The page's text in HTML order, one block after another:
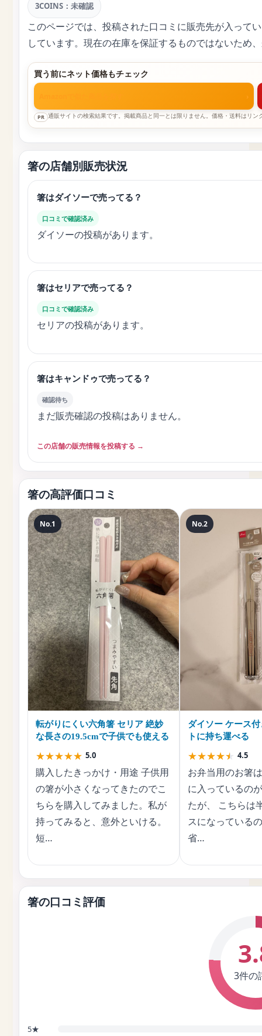
3COINS：未確認
このページでは、投稿された口コミに販売先が入って
しています。現在の在庫を保証するものではないため
買う前にネット価格もチェック
›
PR 通販サイトの検索結果です。掲載商品と同一とは限りません。価格・送料はリン
箸の店舗別販売状況
箸はダイソーで売ってる？
口コミで確認済み
ダイソーの投稿があります。
箸はセリアで売ってる？
口コミで確認済み
セリアの投稿があります。
箸はキャンドゥで売ってる？
確認待ち
まだ販売確認の投稿はありません。
この店舗の販売情報を投稿する →
箸の高評価口コミ
No.1
転がりにくい六角箸 セリア 絶妙
な長さの19.5cmで子供でも使える
★★★★★ 5.0
購入したきっかけ・用途 子供用
の箸が小さくなってきたのでこ
ちらを購入してみました。私が
持ってみると、意外といける。
短…
No.2
ダイソー ケース
トに持ち運べる
★★★★★ 4.5
お弁当用のお箸
に入っているの
たが、 こちらは
スになっている
省…
箸の口コミ評価
3件の
5★